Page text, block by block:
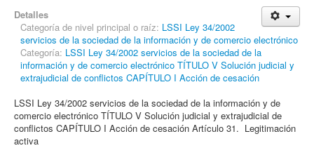
Detalles
Categoría de nivel principal o raíz: LSSI Ley 34/2002
servicios de la sociedad de la información y de comercio electrónico
Categoría: LSSI Ley 34/2002 servicios de la sociedad de la
información y de comercio electrónico TÍTULO V Solución judicial y
extrajudicial de conflictos CAPÍTULO I Acción de cesación
LSSI Ley 34/2002 servicios de la sociedad de la información y de
comercio electrónico TÍTULO V Solución judicial y extrajudicial de
conflictos CAPÍTULO I Acción de cesación Artículo 31. Legitimación
activa